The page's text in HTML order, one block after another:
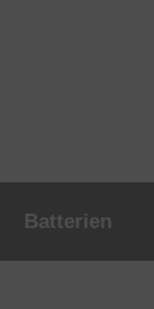
Batterien